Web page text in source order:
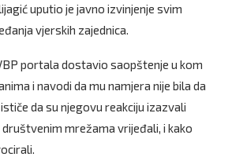
uputio je javno izvinjenje svim
vjerskih zajednica.
portala dostavio saopštenje u kom
i navodi da mu namjera nije bila da
da su njegovu reakciju izazvali
mrežama vrijeđali, i kako